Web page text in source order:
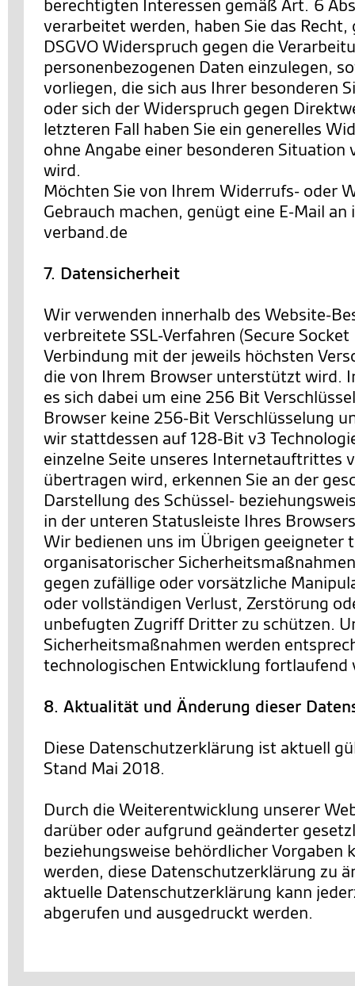
berechtigten Interessen gemäß Art. 6
verarbeitet werden, haben Sie das Recht,
DSGVO Widerspruch gegen die
personenbezogenen Daten einzulegen,
vorliegen, die sich aus Ihrer besonderen
oder sich der Widerspruch gegen
letzteren Fall haben Sie ein generelles
ohne Angabe einer besonderen Situation
wird.
Möchten Sie von Ihrem Widerrufs- oder
Gebrauch machen, genügt eine E-Mail an
verband.de
7. Datensicherheit
Wir verwenden innerhalb des Website-
verbreitete SSL-Verfahren (Secure Socket
Verbindung mit der jeweils höchsten
die von Ihrem Browser unterstützt wird.
es sich dabei um eine 256 Bit
Browser keine 256-Bit Verschlüsselung
wir stattdessen auf 128-Bit v3
einzelne Seite unseres Internetauftrittes
übertragen wird, erkennen Sie an der
Darstellung des Schüssel-
in der unteren Statusleiste Ihres
Wir bedienen uns im Übrigen geeigneter
organisatorischer
gegen zufällige oder vorsätzliche
oder vollständigen Verlust, Zerstörung
unbefugten Zugriff Dritter zu schützen.
Sicherheitsmaßnahmen werden
technologischen Entwicklung fortlaufend
8. Aktualität und Änderung dieser
Diese Datenschutzerklärung ist aktuell
Stand Mai 2018.
Durch die Weiterentwicklung unserer
darüber oder aufgrund geänderter
beziehungsweise behördlicher Vorgaben
werden, diese Datenschutzerklärung zu
aktuelle Datenschutzerklärung kann
abgerufen und ausgedruckt werden.